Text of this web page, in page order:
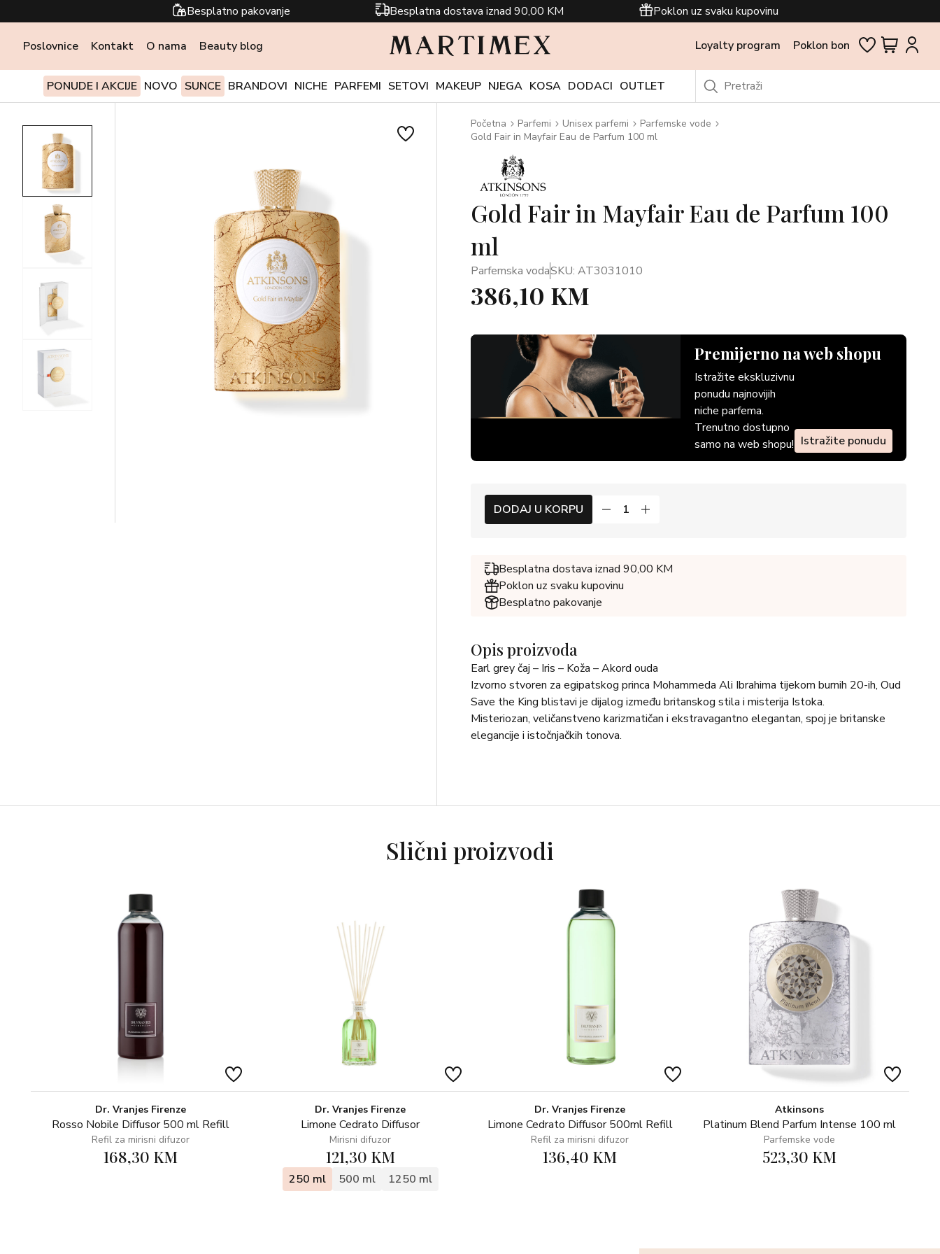
Besplatno pakovanje Besplatna dostava iznad 90,00 KM Poklon uz svaku kupovinu
Poslovnice Kontakt O nama Beauty blog Loyalty program Poklon bon
PONUDE I AKCIJE NOVO SUNCE BRANDOVI NICHE PARFEMI SETOVI MAKEUP NJEGA KOSA DODACI OUTLET
Početna Parfemi Unisex parfemi
Parfemske vode
Gold Fair in Mayfair Eau de Parfum 100 ml
Gold Fair in Mayfair Eau de Parfum 100
ml
Parfemska vodaSKU: AT3031010
386,10 KM
Premijerno na web shopu
Istražite ekskluzivnu
ponudu najnovijih
niche parfema.
Trenutno dostupno
samo na web shopu! Istražite ponudu
DODAJ U KORPU
Besplatna dostava iznad 90,00 KM
Poklon uz svaku kupovinu
Besplatno pakovanje
Opis proizvoda
Earl grey čaj – Iris – Koža – Akord ouda
Izvorno stvoren za egipatskog princa Mohammeda Ali Ibrahima tijekom burnih 20-ih, Oud
Save the King blistavi je dijalog između britanskog stila i misterija Istoka.
Misteriozan, veličanstveno karizmatičan i ekstravagantno elegantan, spoj je britanske
elegancije i istočnjačkih tonova.
Slični proizvodi
Dr. Vranjes Firenze
Rosso Nobile Diffusor 500 ml Refill
Refil za mirisni difuzor
168,30 KM
Dr. Vranjes Firenze
Limone Cedrato Diffusor
Mirisni difuzor
121,30 KM
250 ml 500 ml 1250 ml
Dr. Vranjes Firenze
Limone Cedrato Diffusor 500ml Refill
Refil za mirisni difuzor
136,40 KM
Atkinsons
Platinum Blend Parfum Intense 100 ml
Parfemske vode
523,30 KM